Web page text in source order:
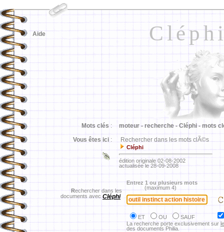
Aide
Mots clés : moteur - recherche - Cléphi - mots
Vous êtes ici : Rechercher dans les mots clÃ©s
Cléphi
édition originale 02-08-2002
actualisée le 28-09-2008
Rechercher dans les
documents avec Cléphi
Entrez 1 ou plusieurs mots
(maximum 4)
ET OU
SAUF
La recherche porte exclusivement sur
des documents Philia.